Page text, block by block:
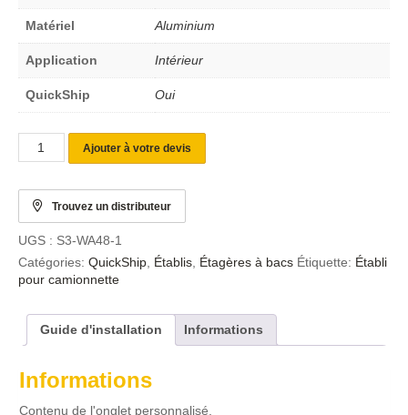
Matériel Aluminium
Application Intérieur
QuickShip Oui
Ajouter à votre devis
Trouvez un distributeur
UGS : S3-WA48-1
Catégories: QuickShip, Établis, Étagères à bacs Étiquette: Établi
pour camionnette
Guide d'installation Informations
Informations
Contenu de l'onglet personnalisé.